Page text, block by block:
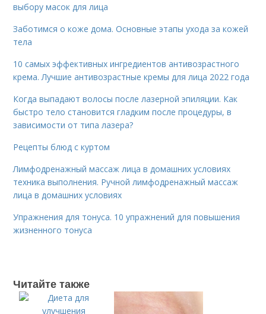
выбору масок для лица
Заботимся о коже дома. Основные этапы ухода за кожей
тела
10 самых эффективных ингредиентов антивозрастного
крема. Лучшие антивозрастные кремы для лица 2022 года
Когда выпадают волосы после лазерной эпиляции. Как
быстро тело становится гладким после процедуры, в
зависимости от типа лазера?
Рецепты блюд с куртом
Лимфодренажный массаж лица в домашних условиях
техника выполнения. Ручной лимфодренажный массаж
лица в домашних условиях
Упражнения для тонуса. 10 упражнений для повышения
жизненного тонуса
Читайте также